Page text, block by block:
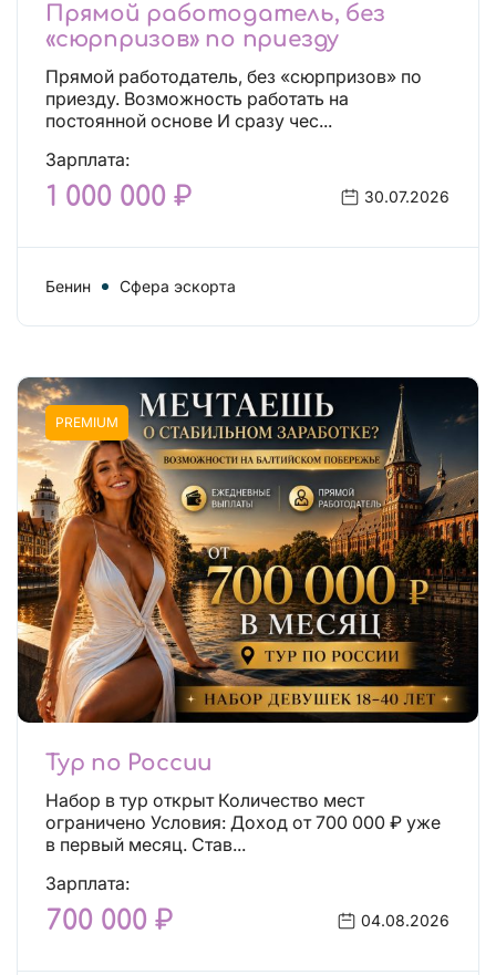
Прямой работодатель, без
«сюрпризов» по приезду
Прямой работодатель, без «сюрпризов» по
приезду. Возможность работать на
постоянной основе И сразу чес...
Зарплата:
1 000 000 ₽ 30.07.2026
Бенин Сфера эскорта
PREMIUM
Тур по России
Набор в тур открыт Количество мест
ограничено Условия: Доход от 700 000 ₽ уже
в первый месяц. Став...
Зарплата:
700 000 ₽ 04.08.2026